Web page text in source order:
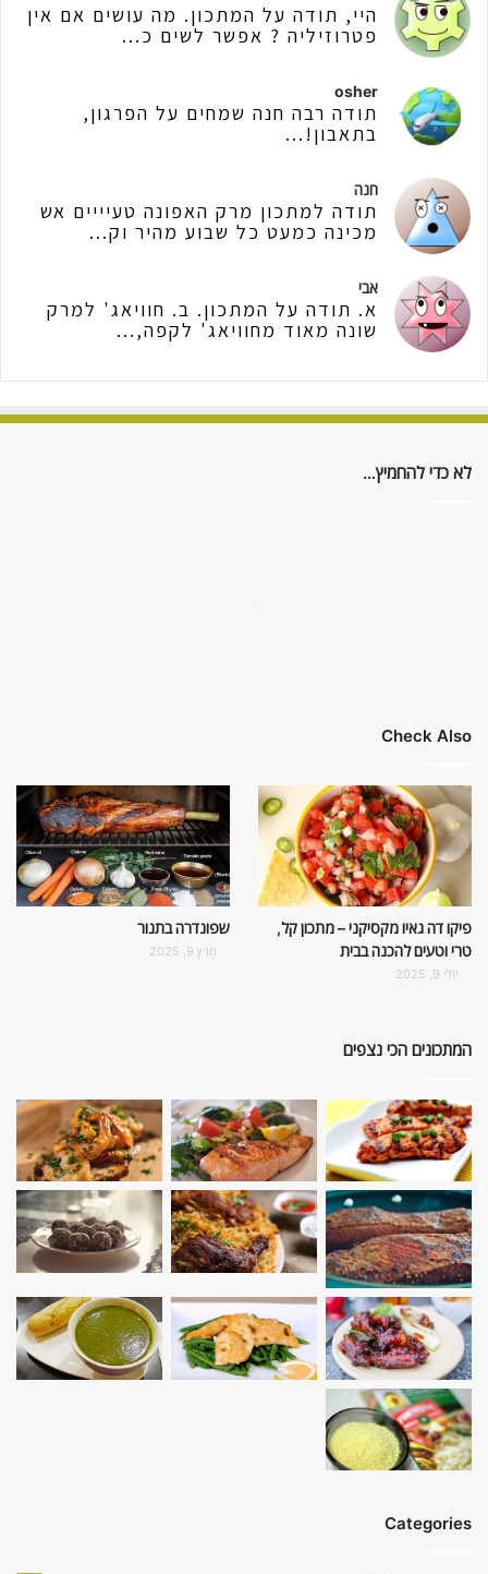
היי, תודה על המתכון. מה עושים אם אין
פטרוזיליה ? אפשר לשים כ...
osher
תודה רבה חנה שמחים על הפרגון,
בתאבון!...
חנה
תודה למתכון מרק האפונה טעיייים אש
מכינה כמעט כל שבוע מהיר וק...
אבי
א. תודה על המתכון. ב. חוויאג' למרק
שונה מאוד מחוויאג' לקפה,...
לא כדי להחמיץ…
Check Also
פיקו דה גאיו מקסיקני – מתכון קל,
טרי וטעים להכנה בבית
יולי 9, 2025
שפונדרה בתנור
מרץ 9, 2025
המתכונים הכי נצפים
Categories